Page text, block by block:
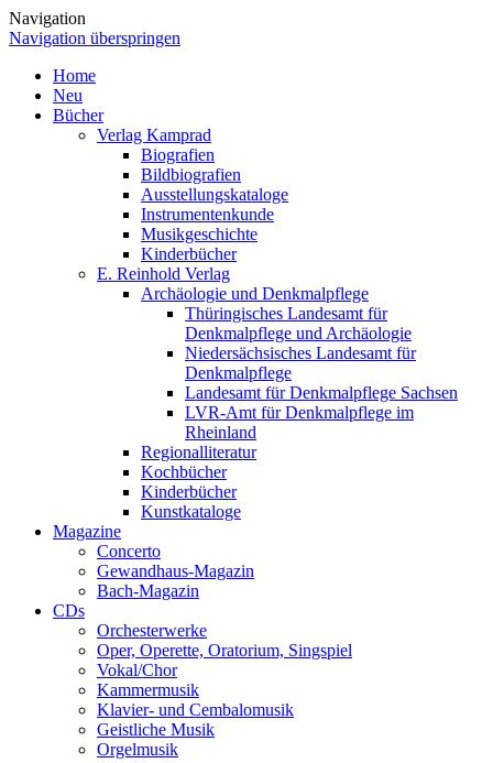
Navigation
Navigation überspringen
Home
Neu
Bücher
Verlag Kamprad
Biografien
Bildbiografien
Ausstellungskataloge
Instrumentenkunde
Musikgeschichte
Kinderbücher
E. Reinhold Verlag
Archäologie und Denkmalpflege
Thüringisches Landesamt für
Denkmalpflege und Archäologie
Niedersächsisches Landesamt für
Denkmalpflege
Landesamt für Denkmalpflege Sachsen
LVR-Amt für Denkmalpflege im
Rheinland
Regionalliteratur
Kochbücher
Kinderbücher
Kunstkataloge
Magazine
Concerto
Gewandhaus-Magazin
Bach-Magazin
CDs
Orchesterwerke
Oper, Operette, Oratorium, Singspiel
Vokal/Chor
Kammermusik
Klavier- und Cembalomusik
Geistliche Musik
Orgelmusik